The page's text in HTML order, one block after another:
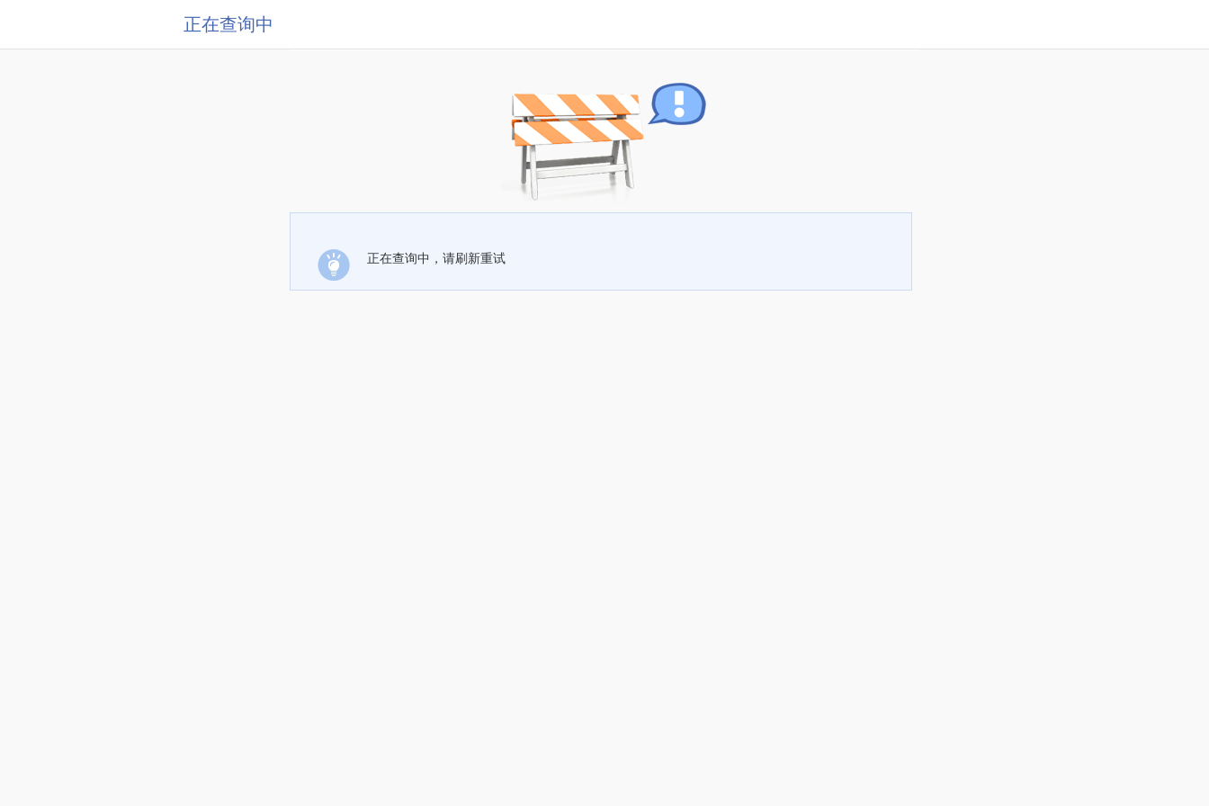
正在查询中
正在查询中，请刷新重试